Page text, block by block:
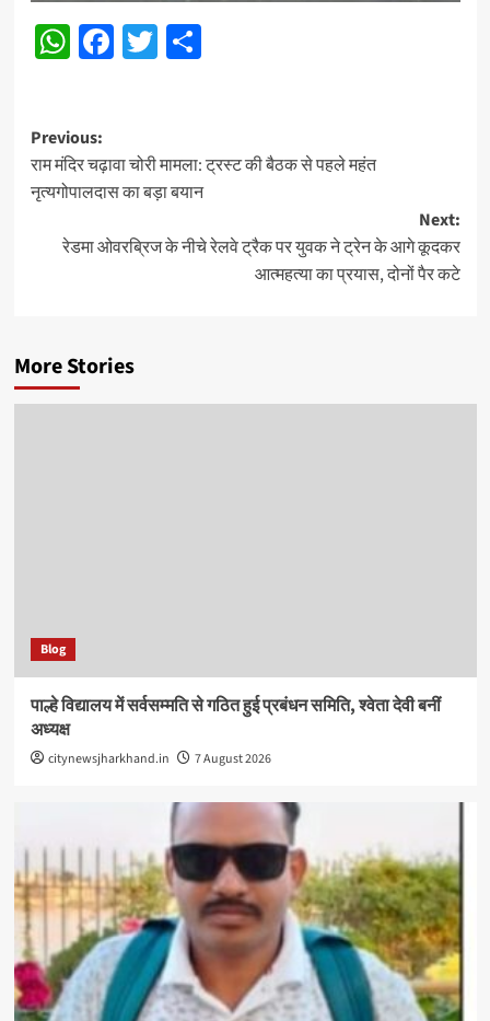
WhatsApp
Facebook
Twitter
Share
Post
navigation
Previous:
राम मंदिर चढ़ावा चोरी मामला: ट्रस्ट की बैठक से पहले महंत
नृत्यगोपालदास का बड़ा बयान
Next:
रेडमा ओवरब्रिज के नीचे रेलवे ट्रैक पर युवक ने ट्रेन के आगे कूदकर
आत्महत्या का प्रयास, दोनों पैर कटे
More Stories
Blog
पाल्हे विद्यालय में सर्वसम्मति से गठित हुई प्रबंधन समिति, श्वेता देवी बनीं
अध्यक्ष
citynewsjharkhand.in 7 August 2026